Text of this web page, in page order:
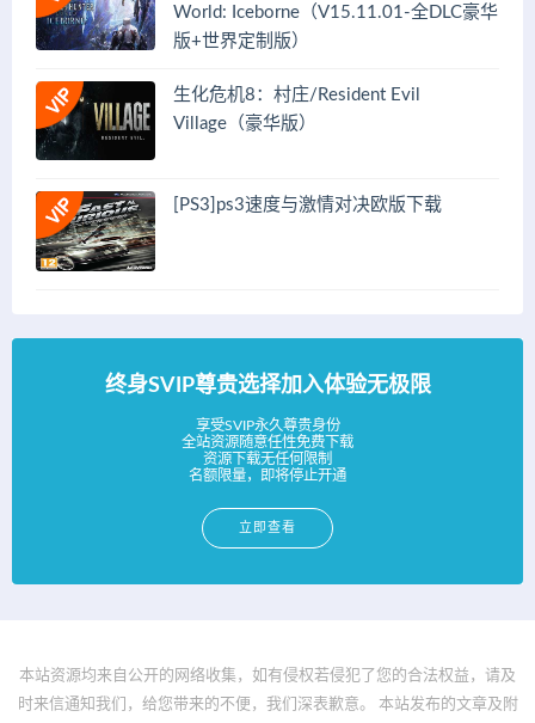
World: Iceborne（V15.11.01-全DLC豪华
版+世界定制版）
生化危机8：村庄/Resident Evil
Village（豪华版）
[PS3]ps3速度与激情对决欧版下载
终身SVIP尊贵选择加入体验无极限
享受SVIP永久尊贵身份
全站资源随意任性免费下载
资源下载无任何限制
名额限量，即将停止开通
立即查看
本站资源均来自公开的网络收集，如有侵权若侵犯了您的合法权益，请及
时来信通知我们，给您带来的不便，我们深表歉意。 本站发布的文章及附